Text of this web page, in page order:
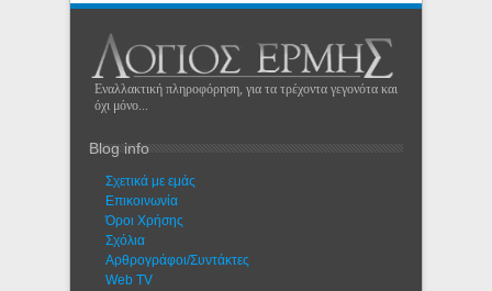
Εναλλακτική πληροφόρηση, για τα τρέχοντα γεγονότα και
όχι μόνο...
Blog info
Σχετικά με εμάς
Eπικοινωνία
Όροι Χρήσης
Σχόλια
Αρθρογράφοι/Συντάκτες
Web TV